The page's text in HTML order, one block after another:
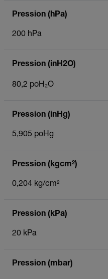
Pression (hPa)
200 hPa
Pression (inH2O)
80,2 poH₂O
Pression (inHg)
5,905 poHg
Pression (kgcm²)
0,204 kg/cm²
Pression (kPa)
20 kPa
Pression (mbar)